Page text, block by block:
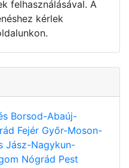
felhasználásával. A
kérlek
Borsod-Abaúj-
Fejér Győr-Moson-
Jász-Nagykun-
Nógrád Pest